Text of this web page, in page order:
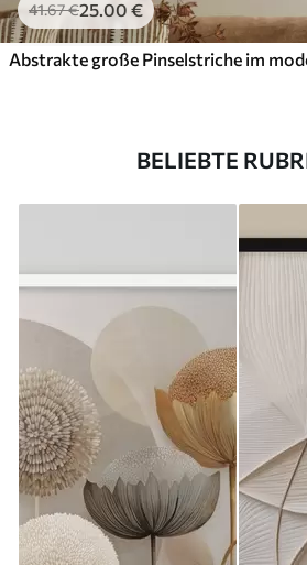
41.67€25.00 €
BELIEBTE